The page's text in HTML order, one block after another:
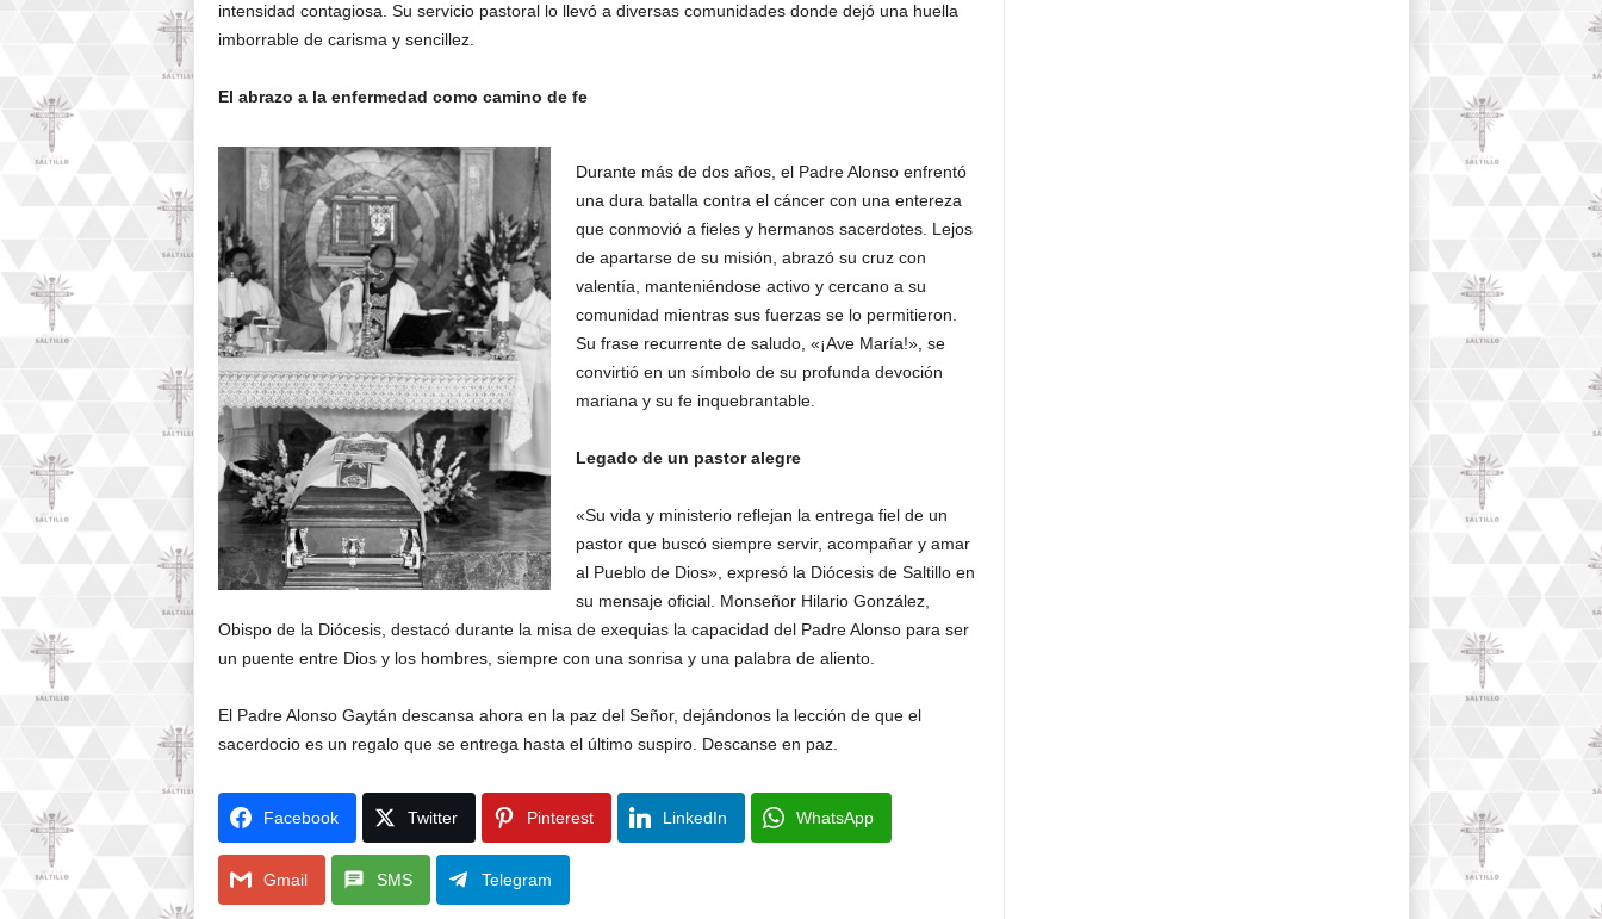
intensidad contagiosa. Su servicio pastoral lo llevó a diversas comunidades donde dejó una huella
imborrable de carisma y sencillez.
El abrazo a la enfermedad como camino de fe
Durante más de dos años, el Padre Alonso enfrentó
una dura batalla contra el cáncer con una entereza
que conmovió a fieles y hermanos sacerdotes. Lejos
de apartarse de su misión, abrazó su cruz con
valentía, manteniéndose activo y cercano a su
comunidad mientras sus fuerzas se lo permitieron.
Su frase recurrente de saludo, «¡Ave María!», se
convirtió en un símbolo de su profunda devoción
mariana y su fe inquebrantable.
Legado de un pastor alegre
«Su vida y ministerio reflejan la entrega fiel de un
pastor que buscó siempre servir, acompañar y amar
al Pueblo de Dios», expresó la Diócesis de Saltillo en
su mensaje oficial. Monseñor Hilario González,
Obispo de la Diócesis, destacó durante la misa de exequias la capacidad del Padre Alonso para ser
un puente entre Dios y los hombres, siempre con una sonrisa y una palabra de aliento.
El Padre Alonso Gaytán descansa ahora en la paz del Señor, dejándonos la lección de que el
sacerdocio es un regalo que se entrega hasta el último suspiro. Descanse en paz.
Facebook Twitter Pinterest LinkedIn WhatsApp
Gmail SMS Telegram